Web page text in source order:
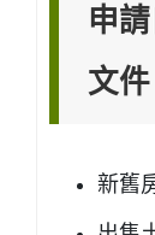
申
文件
新舊